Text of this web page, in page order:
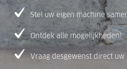
Stel uw eigen machine
Ontdek alle mogelijkheden!
Vraag desgewenst direct